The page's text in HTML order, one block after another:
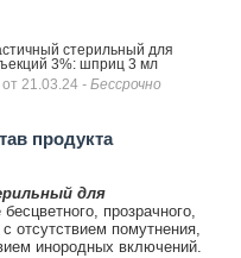
стерильный для
3%: шприц 3 мл
21.03.24 - Бессрочно
продукта
для
бесцветного, прозрачного,
отсутствием помутнения,
инородных включений.